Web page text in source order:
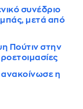
συνέδριο
μετά από
Πούτιν στην
η